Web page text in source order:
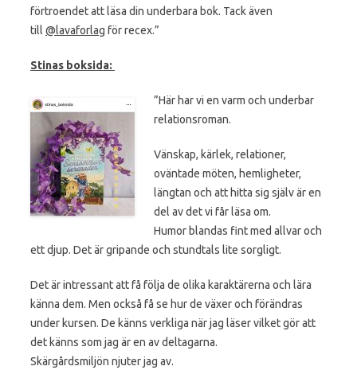
förtroendet att läsa din underbara bok. Tack även
till @lavaforlag för recex.”
Stinas boksida:
”Här har vi en varm och underbar
relationsroman.
Vänskap, kärlek, relationer,
oväntade möten, hemligheter,
längtan och att hitta sig själv är en
del av det vi får läsa om.
Humor blandas fint med allvar och
ett djup. Det är gripande och stundtals lite sorgligt.
Det är intressant att få följa de olika karaktärerna och lära
känna dem. Men också få se hur de växer och förändras
under kursen. De känns verkliga när jag läser vilket gör att
det känns som jag är en av deltagarna.
Skärgårdsmiljön njuter jag av.